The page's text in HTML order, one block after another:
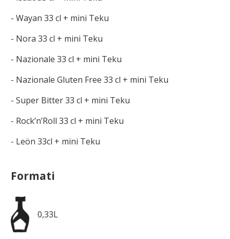
- Wayan 33 cl + mini Teku
- Nora 33 cl + mini Teku
- Nazionale 33 cl + mini Teku
- Nazionale Gluten Free 33 cl + mini Teku
- Super Bitter 33 cl + mini Teku
- Rock’n’Roll 33 cl + mini Teku
- Leön 33cl + mini Teku
Formati
0,33L